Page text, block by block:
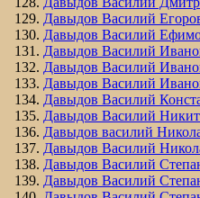
Давыдов Василий
Давыдов Василий
Давыдов Василий
Давыдов Василий
Давыдов Василий
Давыдов Василий
Давыдов Василий
Давыдов василий
Давыдов Василий
Давыдов Василий
Давыдов Василий